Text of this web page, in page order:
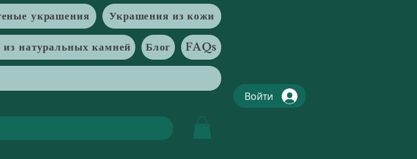
украшения Украшения из кожи
натуральных камней Блог FAQs
Войти